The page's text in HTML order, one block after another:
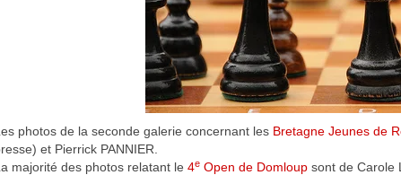
photos de la seconde galerie concernant les Bretagne Jeunes de
et Pierrick PANNIER.
majorité des photos relatant le 4e Open de Domloup sont de Carole